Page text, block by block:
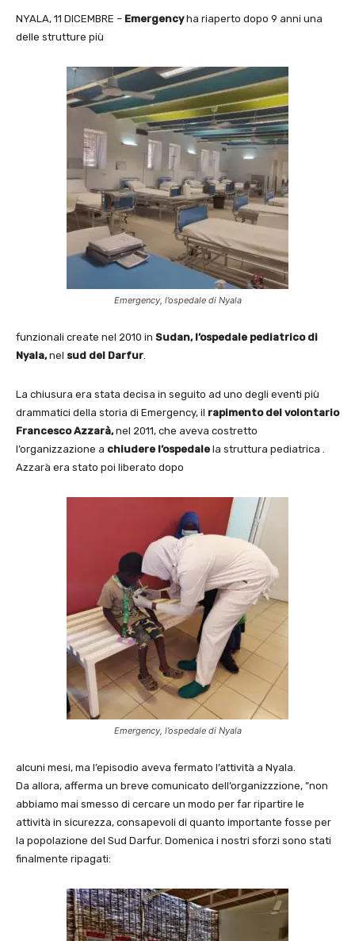
NYALA, 11 DICEMBRE – Emergencyha riaperto dopo 9 anni una
delle strutture più
Emergency, l’ospedale di Nyala
funzionali create nel 2010 in Sudan, l’ospedale pediatrico di
Nyala,nel sud del Darfur.
La chiusura era stata decisa in seguito ad uno degli eventi più
drammatici della storia di Emergency, il rapimento del volontario
Francesco Azzarà,nel 2011, che aveva costretto
l’organizzazione a chiudere l’ospedale la struttura pediatrica .
Azzarà era stato poi liberato dopo
Emergency, l’ospedale di Nyala
alcuni mesi, ma l’episodio aveva fermato l’attività a Nyala.
Da allora, afferma un breve comunicato dell’organizzzione, ”non
abbiamo mai smesso di cercare un modo per far ripartire le
attività in sicurezza, consapevoli di quanto importante fosse per
la popolazione del Sud Darfur. Domenica i nostri sforzi sono stati
finalmente ripagati: